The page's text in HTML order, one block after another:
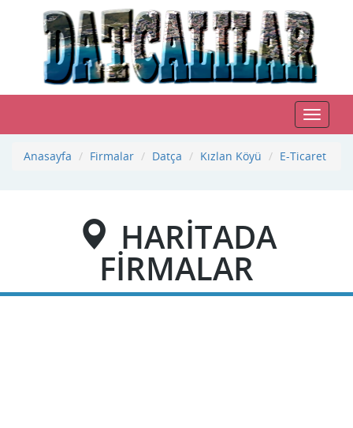
Toggle
Anasayfa
Firmalar Datça Kızlan Köyü E-Ticaret
HARİTADA
FİRMALAR